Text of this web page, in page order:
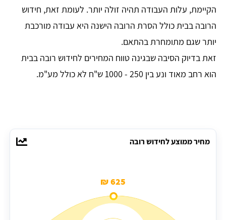
הקיימת, עלות העבודה תהיה זולה יותר. לעומת זאת, חידוש
הרובה בבית כולל הסרת הרובה הישנה היא עבודה מורכבת
יותר שגם מתומחרת בהתאם.
זאת בדיוק הסיבה שבגינה טווח המחירים לחידוש רובה בבית
הוא רחב מאוד ונע בין 250 - 1000 ש"ח לא כולל מע"מ.
מחיר ממוצע לחידוש רובה
625 ₪